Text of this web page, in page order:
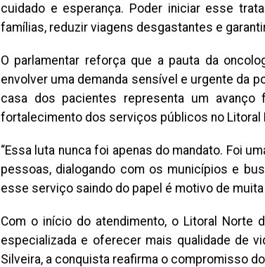
cuidado e esperança. Poder iniciar esse
famílias, reduzir viagens desgastantes e
O parlamentar reforça que a pauta da
envolver uma demanda sensível e urgente da
casa dos pacientes representa um avanço
fortalecimento dos serviços públicos no Litoral
“Essa luta nunca foi apenas do mandato. Foi
pessoas, dialogando com os municípios e
esse serviço saindo do papel é motivo de
Com o início do atendimento, o Litoral Norte
especializada e oferecer mais qualidade de
Silveira, a conquista reafirma o compromisso